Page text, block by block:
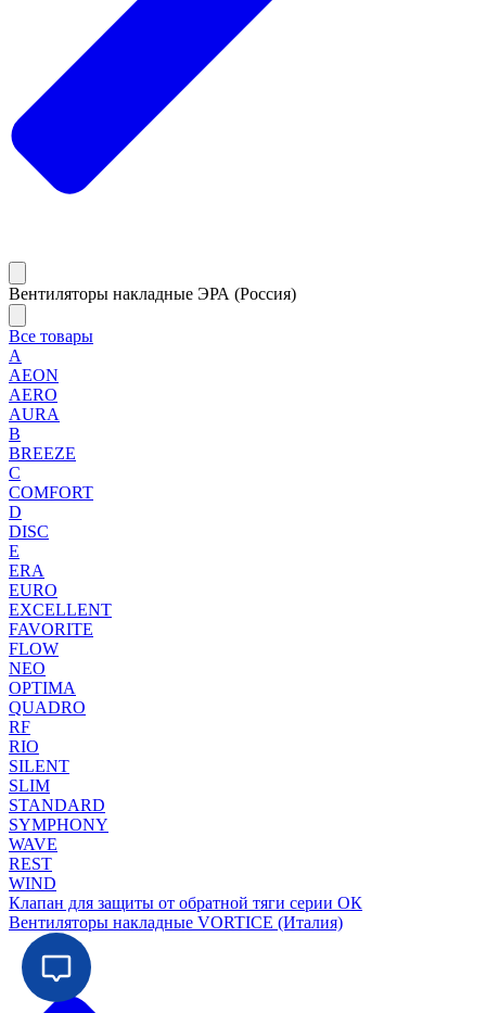
Вентиляторы накладные ЭРА (Россия)
Все товары
A
AEON
AERO
AURA
B
BREEZE
C
COMFORT
D
DISC
E
ERA
EURO
EXCELLENT
FAVORITE
FLOW
NEO
OPTIMA
QUADRO
RF
RIO
SILENT
SLIM
STANDARD
SYMPHONY
WAVE
REST
WIND
Клапан для защиты от обратной тяги серии ОК
Вентиляторы накладные VORTICE (Италия)